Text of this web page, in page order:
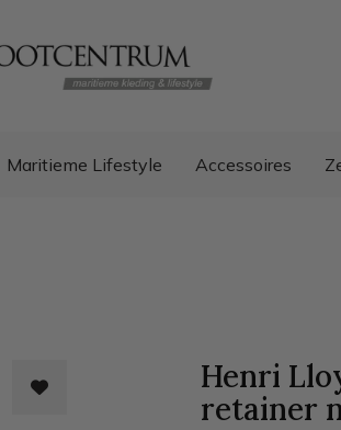
Maritieme Lifestyle Accessoires
Henri
retainer